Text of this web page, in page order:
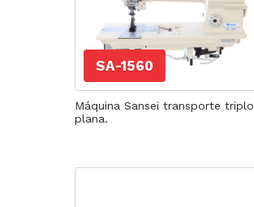
SA-1560
Máquina Sansei transporte triplo
plana.